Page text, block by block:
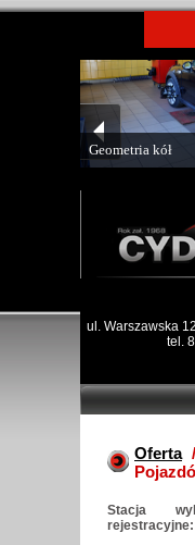
Geometria kół
ul. Warszawska
tel.
Oferta/
Stacja
rejestracyjne: